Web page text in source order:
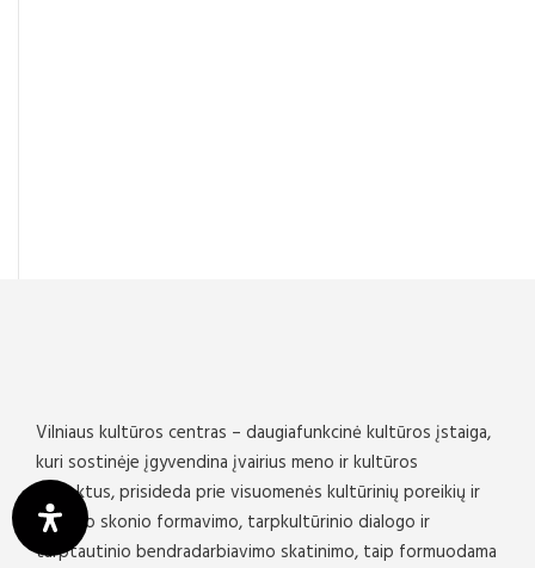
Vilniaus kultūros centras – daugiafunkcinė kultūros įstaiga,
kuri sostinėje įgyvendina įvairius meno ir kultūros
projektus, prisideda prie visuomenės kultūrinių poreikių ir
meninio skonio formavimo, tarpkultūrinio dialogo ir
tarptautinio bendradarbiavimo skatinimo, taip formuodama